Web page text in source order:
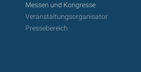
Messen und Kongresse
Veranstaltungsorganisator
Pressebereich